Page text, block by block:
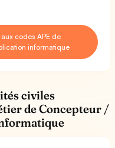
codes APE de
informatique
civiles
de Concepteur /